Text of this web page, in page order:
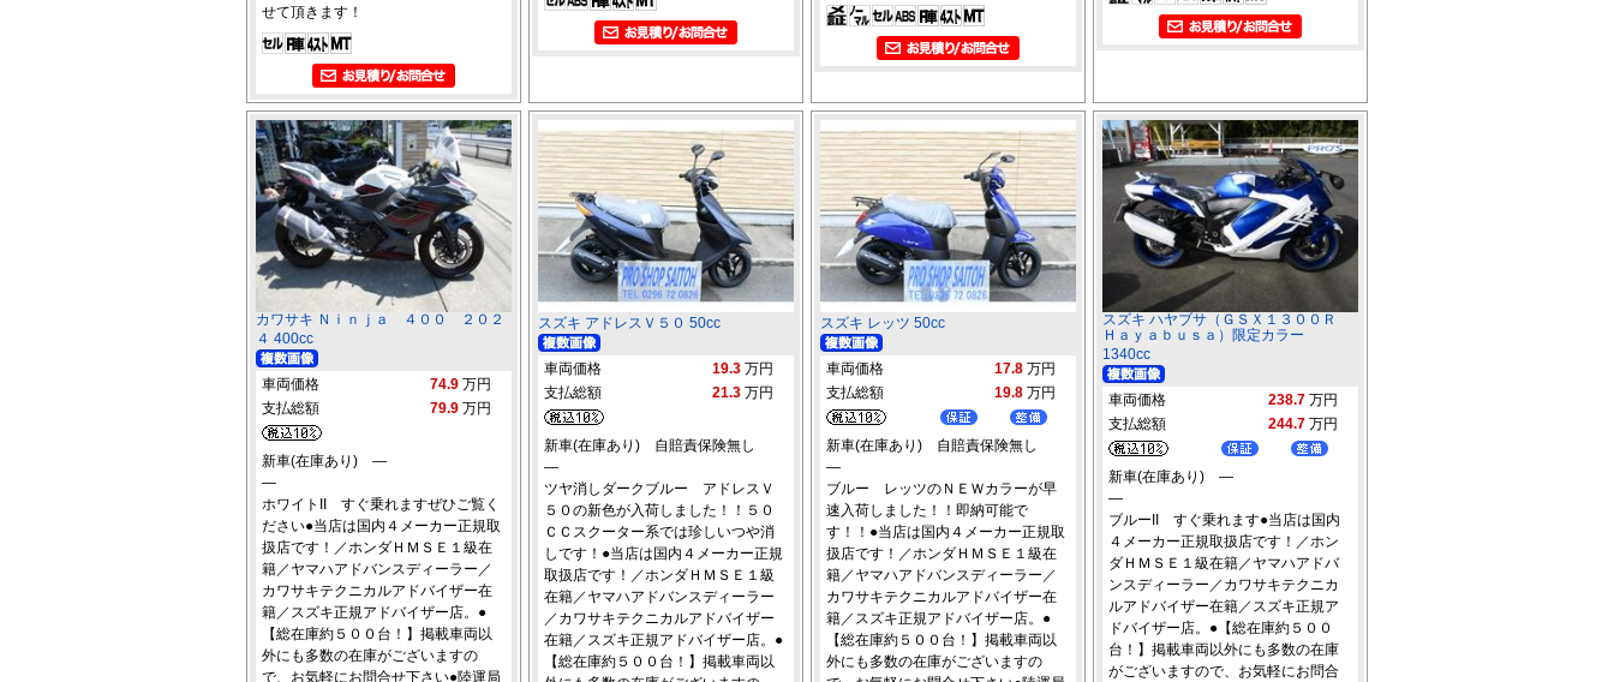
せて頂きます！
カワサキ Ｎｉｎｊａ ４００ ２０２
４ 400cc
車両価格 74.9 万円
支払総額
79.9 万円
新車(在庫あり) ―
―
ホワイトII すぐ乗れますぜひご覧く
ださい●当店は国内４メーカー正規取
扱店です！／ホンダＨＭＳＥ１級在
籍／ヤマハアドバンスディーラー／
カワサキテクニカルアドバイザー在
籍／スズキ正規アドバイザー店。●
【総在庫約５００台！】掲載車両以
外にも多数の在庫がございますの
で、お気軽にお問合せ下さい●陸運局
スズキ アドレスＶ５０ 50cc
車両価格 19.3 万円
支払総額
21.3 万円
新車(在庫あり) 自賠責保険無し
―
ツヤ消しダークブルー アドレスＶ
５０の新色が入荷しました！！５０
ＣＣスクーター系では珍しいつや消
しです！●当店は国内４メーカー正規
取扱店です！／ホンダＨＭＳＥ１級
在籍／ヤマハアドバンスディーラー
／カワサキテクニカルアドバイザー
在籍／スズキ正規アドバイザー店。●
【総在庫約５００台！】掲載車両以
スズキ レッツ 50cc
車両価格 17.8 万円
支払総額
19.8 万円
新車(在庫あり) 自賠責保険無し
―
ブルー レッツのＮＥＷカラーが早
速入荷しました！！即納可能で
す！！●当店は国内４メーカー正規取
扱店です！／ホンダＨＭＳＥ１級在
籍／ヤマハアドバンスディーラー／
カワサキテクニカルアドバイザー在
籍／スズキ正規アドバイザー店。●
【総在庫約５００台！】掲載車両以
外にも多数の在庫がございますの
スズキ ハヤブサ（ＧＳＸ１３００Ｒ
Ｈａｙａｂｕｓａ）限定カラー
1340cc
車両価格 238.7 万円
支払総額
244.7 万円
新車(在庫あり) ―
―
ブルーII すぐ乗れます●当店は国内
４メーカー正規取扱店です！／ホン
ダＨＭＳＥ１級在籍／ヤマハアドバ
ンスディーラー／カワサキテクニカ
ルアドバイザー在籍／スズキ正規ア
ドバイザー店。●【総在庫約５００
台！】掲載車両以外にも多数の在庫
がございますので、お気軽にお問合